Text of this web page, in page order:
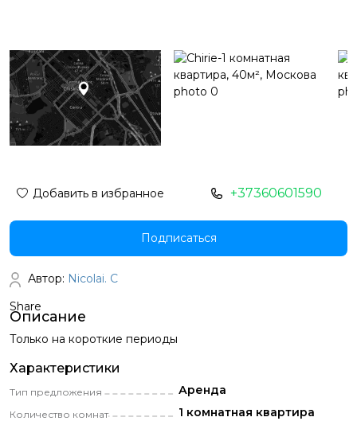
Описание
Только на короткие периоды
Характеристики
Тип предложения Аренда
Количество комнат 1 комнатная квартира
Добавить в избранное +37360601590
Подписаться
Автор: Nicolai. C
Share